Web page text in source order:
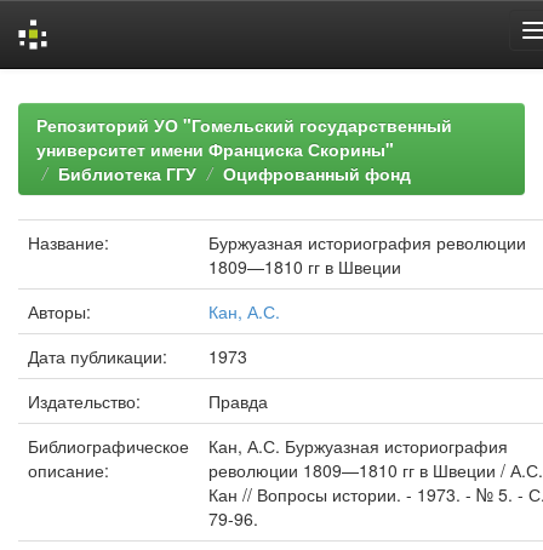
navigationРепозиторий УО "Гомельский государственный
университет имени Франциска Скорины"
Библиотека ГГУ
Оцифрованный фонд
Название:
Буржуазная историография революции
1809—1810 гг в Швеции
Авторы:
Кан, А.С.
Дата публикации:
1973
Издательство:
Правда
Библиографическое
описание:
Кан, А.С. Буржуазная историография
революции 1809—1810 гг в Швеции / А.С.
Кан // Вопросы истории. - 1973. - № 5. -
79-96.